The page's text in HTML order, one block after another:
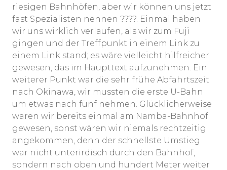
riesigen Bahnhöfen, aber wir können uns jetzt
fast Spezialisten nennen ????. Einmal haben
wir uns wirklich verlaufen, als wir zum Fuji
gingen und der Treffpunkt in einem Link zu
einem Link stand; es wäre vielleicht hilfreicher
gewesen, das im Haupttext aufzunehmen. Ein
weiterer Punkt war die sehr frühe Abfahrtszeit
nach Okinawa, wir mussten die erste U-Bahn
um etwas nach fünf nehmen. Glücklicherweise
waren wir bereits einmal am Namba-Bahnhof
gewesen, sonst wären wir niemals rechtzeitig
angekommen, denn der schnellste Umstieg
war nicht unterirdisch durch den Bahnhof,
sondern nach oben und hundert Meter weiter